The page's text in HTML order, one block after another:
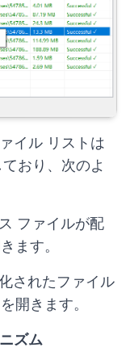
イル リストは
おり、次のよ
ファイルが配
ます。
されたファイル
開きます。
ズム